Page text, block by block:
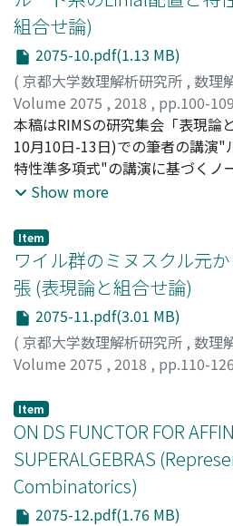
組合せ論)
2075-10.pdf(1.13 MB)
( 京都大学数理解析研究所 , 数理
Volume 2075 , 2018 , pp.100-109
吉永, 正彦;Yoshinaga, Masahiko;
本稿はRIMSの研究集会「表現論
10月10日-13日)での筆者の講演"
特性準多項式"の講演に基づくノ
面配置(または整数ベクトルの有
をルート系のEulerian多項式
AlcoveのEhrhart準多項式を使っ
近導入されたG-Tutte多項式の応
準多項式の最も退化した
ける意味付け, からなる.
Show more
Item
ワイル群のミヌスクル元
張 (表現論と組合せ論)
2075-11.pdf(3.01 MB)
( 京都大学数理解析研究所 , 数理
Volume 2075 , 2018 , pp.110-126
Item
ON DS FUNCTOR FOR
SUPERALGEBRAS
Combinatorics)
2075-12.pdf(1.76 MB)